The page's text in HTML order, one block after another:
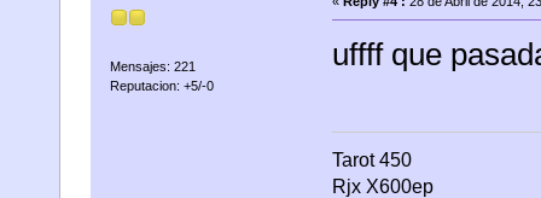
Mensajes: 221
Reputacion: +5/-0
uffff que
Tarot 450
Rjx X600ep